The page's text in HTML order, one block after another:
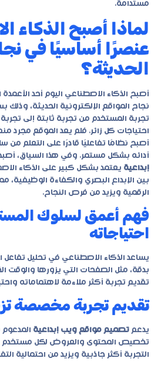
مستدامة.
لماذا أصبح الذكاء
عنصرًا أساسيًا في
الحديثة؟
أصبح الذكاء الاصطناعي اليوم أحد
نجاح المواقع الإلكترونية الحديثة،
تجربة المستخدم من تجربة ثابتة إلى
احتياجات كل زائر. فلم يعد الموقع مجرد
أصبح نظامًا تفاعليًا قادرًا على التعلم
أدائه بشكل مستمر. وفي هذا السياق،
إبداعية يعتمد بشكل كبير على الذكاء
بين الإبداع البصري والكفاءة الوظيفية،
الرقمية ويزيد من فرص النجاح.
فهم أعمق لسلوك
احتياجاته
يساعد الذكاء الاصطناعي في تحليل تفاعل
بدقة، مثل الصفحات التي يزورها والوقت
تقديم تجربة أكثر ملاءمة لاهتماماته
تقديم تجربة مخصصة
يدعم تصميم مواقع ويب إبداعية المدعوم
تخصيص المحتوى والعروض لكل مستخدم
التجربة أكثر جاذبية ويزيد من احتمالية